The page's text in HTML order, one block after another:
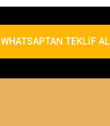
WHATSAPTAN TEKLIF AL